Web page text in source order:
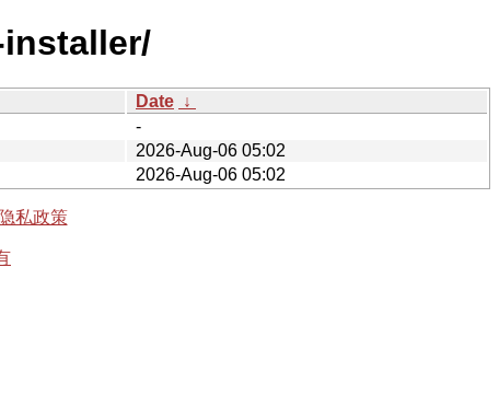
Date ↓
-
2026-Aug-06 05:02
2026-Aug-06 05:02
隐私政策